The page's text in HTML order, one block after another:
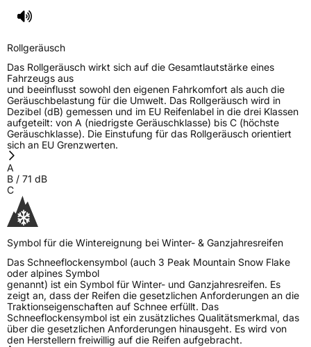
Rollgeräusch
Das Rollgeräusch wirkt sich auf die Gesamtlautstärke eines
Fahrzeugs aus
und beeinflusst sowohl den eigenen Fahrkomfort als auch die
Geräuschbelastung für die Umwelt. Das Rollgeräusch wird in
Dezibel (dB) gemessen und im EU Reifenlabel in die drei Klassen
aufgeteilt: von A (niedrigste Geräuschklasse) bis C (höchste
Geräuschklasse). Die Einstufung für das Rollgeräusch orientiert
sich an EU Grenzwerten.
A
B / 71 dB
C
Symbol für die Wintereignung bei Winter- & Ganzjahresreifen
Das Schneeflockensymbol (auch 3 Peak Mountain Snow Flake
oder alpines Symbol
genannt) ist ein Symbol für Winter- und Ganzjahresreifen. Es
zeigt an, dass der Reifen die gesetzlichen Anforderungen an die
Traktionseigenschaften auf Schnee erfüllt. Das
Schneeflockensymbol ist ein zusätzliches Qualitätsmerkmal, das
über die gesetzlichen Anforderungen hinausgeht. Es wird von
den Herstellern freiwillig auf die Reifen aufgebracht.